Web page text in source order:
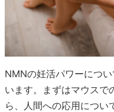
NMNの妊活パワーについ
います。まずはマウスで
ら、人間への応用につい